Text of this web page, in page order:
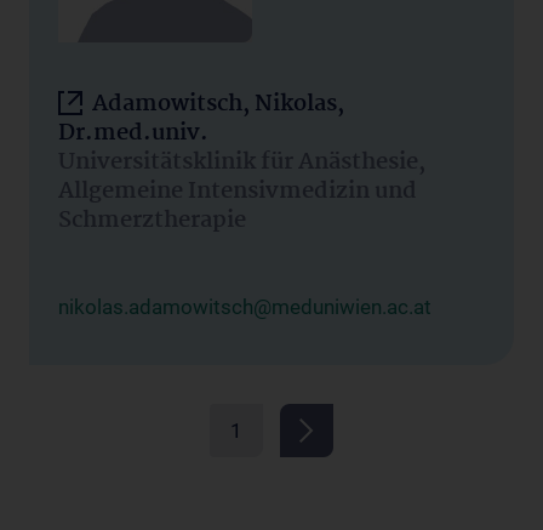
Adamowitsch, Nikolas,
Dr.med.univ.
Universitätsklinik für Anästhesie,
Allgemeine Intensivmedizin und
Schmerztherapie
nikolas.adamowitsch@meduniwien.ac.at
1